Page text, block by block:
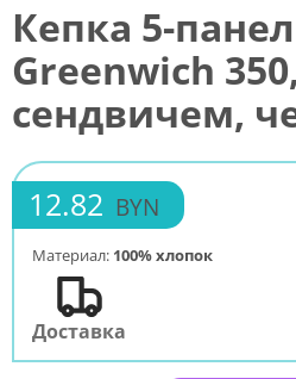
Кепка 5-
Greenwich
сендвичем,
12.82 BYN
Материал: 100% хлопок
Доставка